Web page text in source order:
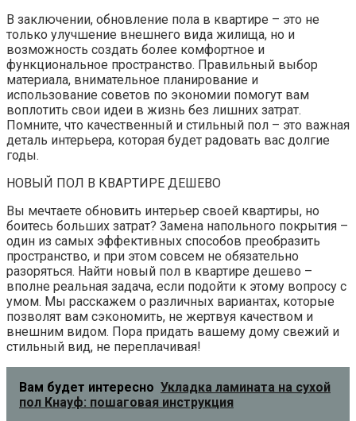
В заключении, обновление пола в квартире – это не
только улучшение внешнего вида жилища, но и
возможность создать более комфортное и
функциональное пространство. Правильный выбор
материала, внимательное планирование и
использование советов по экономии помогут вам
воплотить свои идеи в жизнь без лишних затрат.
Помните, что качественный и стильный пол – это важная
деталь интерьера, которая будет радовать вас долгие
годы.
НОВЫЙ ПОЛ В КВАРТИРЕ ДЕШЕВО
Вы мечтаете обновить интерьер своей квартиры, но
боитесь больших затрат? Замена напольного покрытия –
один из самых эффективных способов преобразить
пространство, и при этом совсем не обязательно
разоряться. Найти новый пол в квартире дешево –
вполне реальная задача, если подойти к этому вопросу с
умом. Мы расскажем о различных вариантах, которые
позволят вам сэкономить, не жертвуя качеством и
внешним видом. Пора придать вашему дому свежий и
стильный вид, не переплачивая!
Вам будет интересно Укладка ламината на сухой
пол Кнауф: пошаговая инструкция